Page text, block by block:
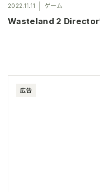
2022.11.11 ゲーム
Wasteland 2
広告